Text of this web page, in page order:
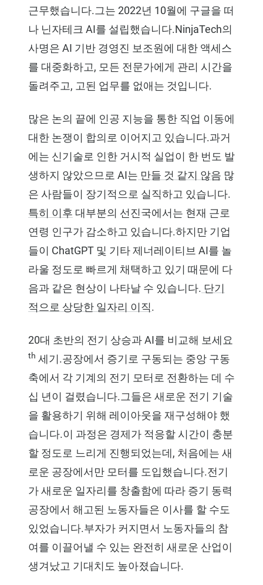
근무했습니다.그는 2022년 10월에 구글을 떠
나 닌자테크 AI를 설립했습니다.NinjaTech의
사명은 AI 기반 경영진 보조원에 대한 액세스
를 대중화하고, 모든 전문가에게 관리 시간을
돌려주고, 고된 업무를 없애는 것입니다.
많은 논의 끝에 인공 지능을 통한 직업 이동에
대한 논쟁이 합의로 이어지고 있습니다.과거
에는 신기술로 인한 거시적 실업이 한 번도 발
생하지 않았으므로 AI는 만들 것 같지 않음 많
은 사람들이 장기적으로 실직하고 있습니다.
특히 이후 대부분의 선진국에서는 현재 근로
연령 인구가 감소하고 있습니다.하지만 기업
들이 ChatGPT 및 기타 제너레이티브 AI를 놀
라울 정도로 빠르게 채택하고 있기 때문에 다
음과 같은 현상이 나타날 수 있습니다. 단기
적으로 상당한 일자리 이직.
20대 초반의 전기 상승과 AI를 비교해 보세요
th 세기.공장에서 증기로 구동되는 중앙 구동
축에서 각 기계의 전기 모터로 전환하는 데 수
십 년이 걸렸습니다.그들은 새로운 전기 기술
을 활용하기 위해 레이아웃을 재구성해야 했
습니다.이 과정은 경제가 적응할 시간이 충분
할 정도로 느리게 진행되었는데, 처음에는 새
로운 공장에서만 모터를 도입했습니다.전기
가 새로운 일자리를 창출함에 따라 증기 동력
공장에서 해고된 노동자들은 이사를 할 수도
있었습니다.부자가 커지면서 노동자들의 참
여를 이끌어낼 수 있는 완전히 새로운 산업이
생겨났고 기대치도 높아졌습니다.